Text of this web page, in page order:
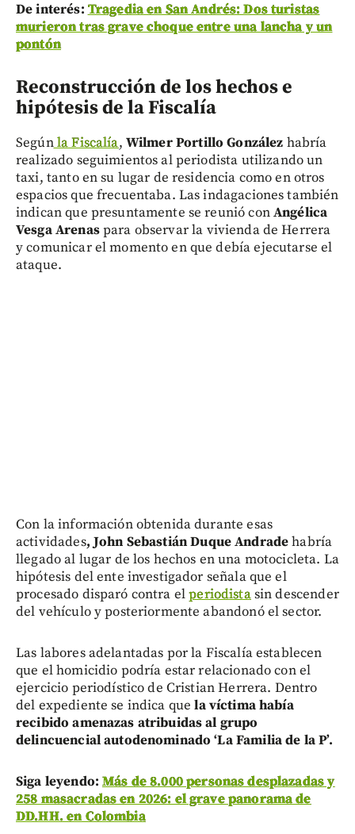
De interés: Tragedia en San Andrés: Dos turistas
murieron tras grave choque entre una lancha y un
pontón
Reconstrucción de los hechos e
hipótesis de la Fiscalía
Segúnla Fiscalía, Wilmer Portillo González habría
realizado seguimientos al periodista utilizando un
taxi, tanto en su lugar de residencia como en otros
espacios que frecuentaba. Las indagaciones también
indican que presuntamente se reunió conAngélica
Vesga Arenaspara observar la vivienda de Herrera
y comunicar el momento en que debía ejecutarse el
ataque.
Con la información obtenida durante esas
actividades, John Sebastián Duque Andradehabría
llegado al lugar de los hechos en una motocicleta. La
hipótesis del ente investigador señala que el
procesado disparó contra elperiodistasin descender
del vehículo y posteriormente abandonó el sector.
Las labores adelantadas por la Fiscalía establecen
que el homicidio podría estar relacionado con el
ejercicio periodístico de Cristian Herrera. Dentro
del expediente se indica quela víctima había
recibido amenazas atribuidas al grupo
delincuencial autodenominado ‘La Familia de la P’.
Siga leyendo:Más de 8.000 personas desplazadas y
258 masacradas en 2026: el grave panorama de
DD.HH. en Colombia